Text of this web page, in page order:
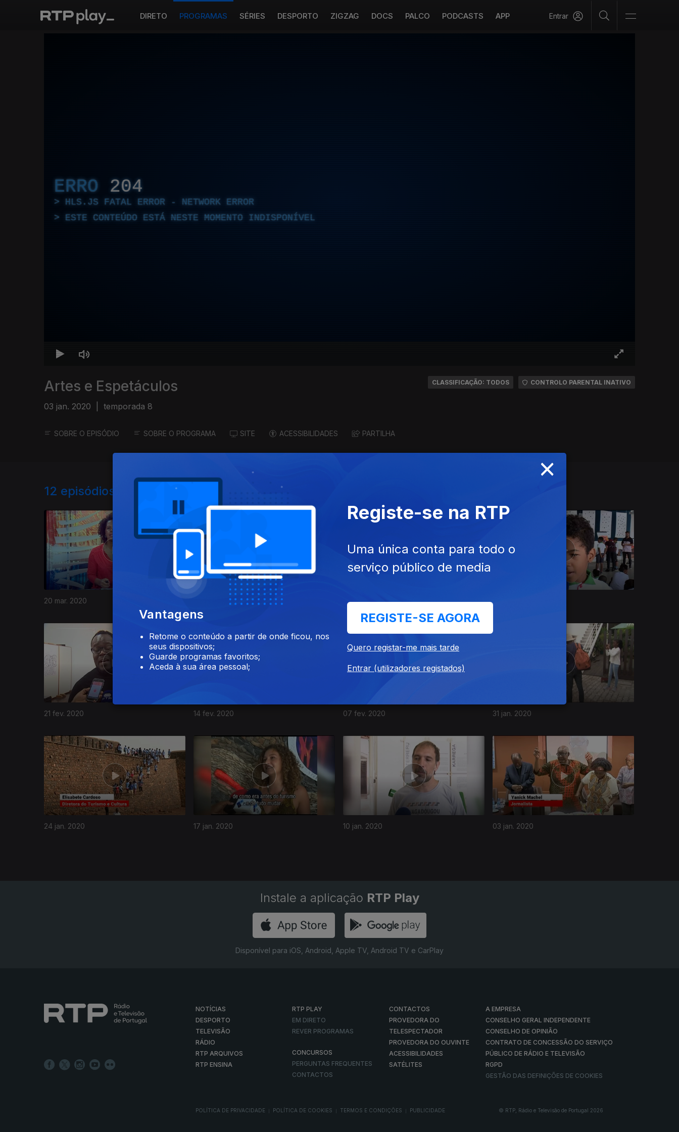
DIRETO PROGRAMAS SÉRIES DESPORTO ZIGZAG DOCS PALCO PODCASTS APP Entrar
ERRO 204
HLS.JS FATAL ERROR - NETWORK ERROR
ESTE CONTEÚDO ESTÁ NESTE MOMENTO INDISPONÍVEL
Artes e Espetáculos
03 jan. 2020 temporada 8
CLASSIFICAÇÃO: TODOS CONTROLO PARENTAL INATIVO
SOBRE O EPISÓDIO SOBRE O PROGRAMA SITE ACESSIBILIDADES PARTILHA
12 episódios disponíveis
20 mar. 2020 13 mar. 2020 06 mar. 2020
21 fev. 2020 14 fev. 2020 07 fev. 2020 31 jan. 2020
24 jan. 2020 17 jan. 2020 10 jan. 2020 03 jan. 2020
448182
Instale a aplicação RTP Play
Disponível para iOS, Android, Apple TV, Android TV e CarPlay
NOTÍCIAS
DESPORTO
TELEVISÃO
RÁDIO
RTP ARQUIVOS
RTP ENSINA
RTP PLAY
EM DIRETO
REVER PROGRAMAS
CONCURSOS
PERGUNTAS FREQUENTES
CONTACTOS
CONTACTOS
PROVEDORA DO
TELESPECTADOR
PROVEDORA DO OUVINTE
ACESSIBILIDADES
SATÉLITES
A EMPRESA
CONSELHO GERAL INDEPENDENTE
CONSELHO DE OPINIÃO
CONTRATO DE CONCESSÃO DO SERVIÇO
PÚBLICO DE RÁDIO E TELEVISÃO
RGPD
GESTÃO DAS DEFINIÇÕES DE COOKIES
POLÍTICA DE PRIVACIDADE POLÍTICA DE COOKIES TERMOS E CONDIÇÕES PUBLICIDADE © RTP, Rádio e Televisão de Portugal 2026
×
Vantagens
Retome o conteúdo a partir de onde ficou, nos
seus dispositivos;
Guarde programas favoritos;
Aceda à sua área pessoal;
Registe-se na RTP
Uma única conta para todo o
serviço público de media
REGISTE-SE AGORA
Quero registar-me mais tarde
Entrar (utilizadores registados)